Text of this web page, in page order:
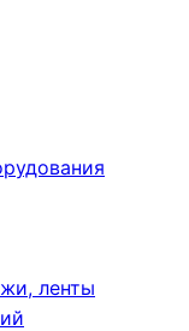
ленты